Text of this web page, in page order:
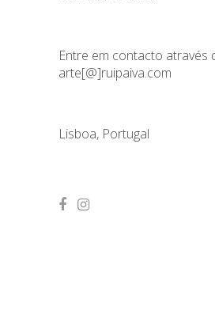
Entre em contacto através
arte[@]ruipaiva.com
Lisboa, Portugal